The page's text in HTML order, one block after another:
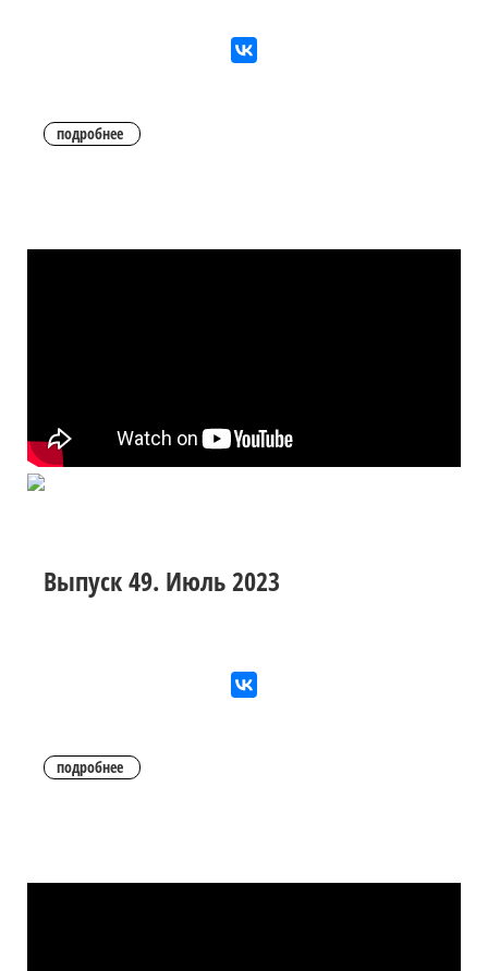
подробнее
Выпуск 49. Июль 2023
подробнее